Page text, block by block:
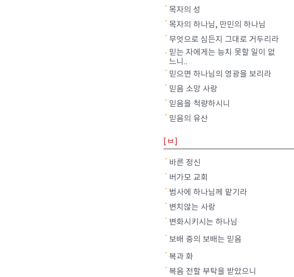
목자의 성
목자의 하나님, 만민의 하나님
무엇으로 심든지 그대로 거두리라
믿는 자에게는 능치 못할 일이 없
느니..
믿으면 하나님의 영광을 보리라
믿음 소망 사랑
믿음을 척량하시니
믿음의 유산
[ㅂ]
바른 정신
버가모 교회
범사에 하나님께 맡기라
변치않는 사랑
변화시키시는 하나님
보배 중의 보배는 믿음
복과 화
복음 전할 부탁을 받았으니